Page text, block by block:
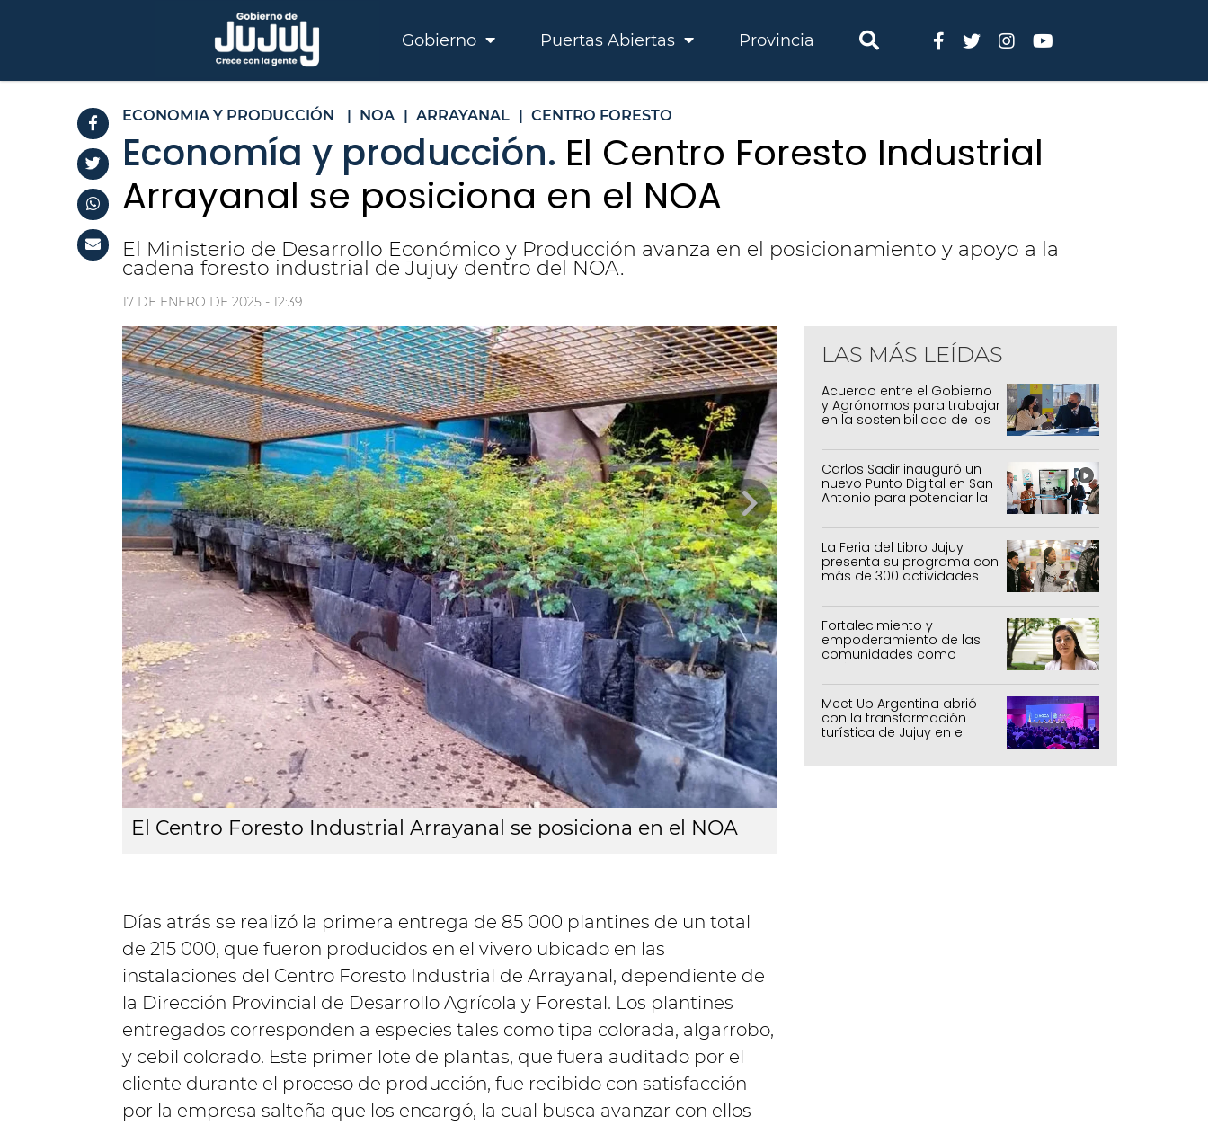
Gobierno Puertas Abiertas Provincia
ECONOMIA Y PRODUCCIÓN | NOA | ARRAYANAL | CENTRO FORESTO
Economía y producción. El Centro Foresto Industrial
Arrayanal se posiciona en el NOA
El Ministerio de Desarrollo Económico y Producción avanza en el posicionamiento y apoyo a la
cadena foresto industrial de Jujuy dentro del NOA.
17 DE ENERO DE 2025 - 12:39
El Centro Foresto Industrial Arrayanal se posiciona en el NOA
Días atrás se realizó la primera entrega de 85 000 plantines de un total
de 215 000, que fueron producidos en el vivero ubicado en las
instalaciones del Centro Foresto Industrial de Arrayanal, dependiente de
la Dirección Provincial de Desarrollo Agrícola y Forestal. Los plantines
entregados corresponden a especies tales como tipa colorada, algarrobo,
y cebil colorado. Este primer lote de plantas, que fuera auditado por el
cliente durante el proceso de producción, fue recibido con satisfacción
por la empresa salteña que los encargó, la cual busca avanzar con ellos
LAS MÁS LEÍDAS
Acuerdo entre el Gobierno
y Agrónomos para trabajar
en la sostenibilidad de los
agrícolas, pecuarios y
forestal
Carlos Sadir inauguró un
nuevo Punto Digital en San
Antonio para potenciar la
inclusión tecnológica
La Feria del Libro Jujuy
presenta su programa con
más de 300 actividades
Fortalecimiento y
empoderamiento de las
comunidades como
Meet Up Argentina abrió
con la transformación
turística de Jujuy en el